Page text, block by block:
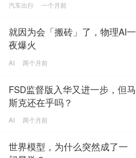
汽车出行 一个月前
就因为会「搬砖」了，物理AI一
夜爆火
AI 两个月前
FSD监督版入华又进一步，但马
斯克还在乎吗？
AI 两个月前
世界模型，为什么突然成了一